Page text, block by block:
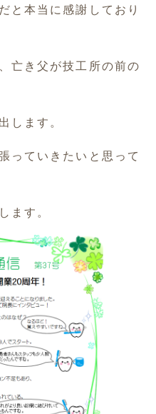
と本当に感謝しており
亡き父が技工所の前の
します。
っていきたいと思って
ます。